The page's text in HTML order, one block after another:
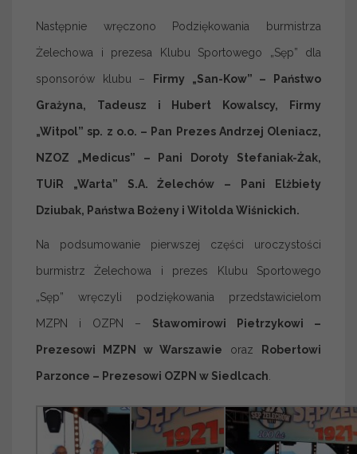
Następnie wręczono Podziękowania burmistrza
Żelechowa i prezesa Klubu Sportowego „Sęp” dla
sponsorów klubu – Firmy „San-Kow” – Państwo
Grażyna, Tadeusz i Hubert Kowalscy, Firmy
„Witpol” sp. z o.o. – Pan Prezes Andrzej Oleniacz,
NZOZ „Medicus” – Pani Doroty Stefaniak-Żak,
TUiR „Warta” S.A. Żelechów – Pani Elżbiety
Dziubak, Państwa Bożeny i Witolda Wiśnickich.
Na podsumowanie pierwszej części uroczystości
burmistrz Żelechowa i prezes Klubu Sportowego
„Sęp” wręczyli podziękowania przedstawicielom
MZPN i OZPN – Sławomirowi Pietrzykowi –
Prezesowi MZPN w Warszawie oraz Robertowi
Parzonce – Prezesowi OZPN w Siedlcach.